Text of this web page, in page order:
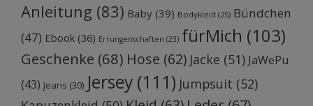
Anleitung (83) Baby (39) Bodykleid (25) Bündchen
(47) Ebook (36) Errungenschaften (23) fürMich (103)
Geschenke (68) Hose (62) Jacke (51) JaWePu
(43) Jeans (30) Jersey (111) Jumpsuit (52)